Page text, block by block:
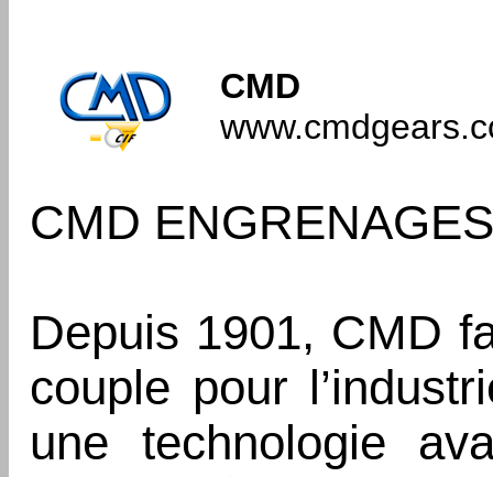
CMD
CMD
Depuis 1901, CMD
couple pour
une technologie